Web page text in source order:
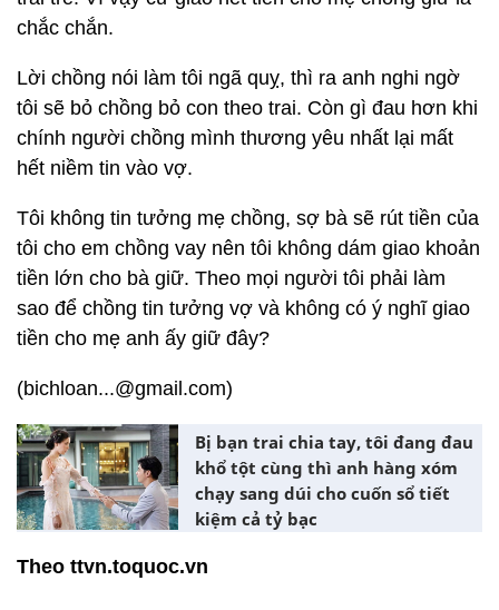
chắc chắn.
Lời chồng nói làm tôi ngã quỵ, thì ra anh nghi ngờ
tôi sẽ bỏ chồng bỏ con theo trai. Còn gì đau hơn khi
chính người chồng mình thương yêu nhất lại mất
hết niềm tin vào vợ.
Tôi không tin tưởng mẹ chồng, sợ bà sẽ rút tiền của
tôi cho em chồng vay nên tôi không dám giao khoản
tiền lớn cho bà giữ. Theo mọi người tôi phải làm
sao để chồng tin tưởng vợ và không có ý nghĩ giao
tiền cho mẹ anh ấy giữ đây?
(bichloan...@gmail.com)
Bị bạn trai chia tay, tôi đang đau
khổ tột cùng thì anh hàng xóm
chạy sang dúi cho cuốn sổ tiết
kiệm cả tỷ bạc
Theo ttvn.toquoc.vn